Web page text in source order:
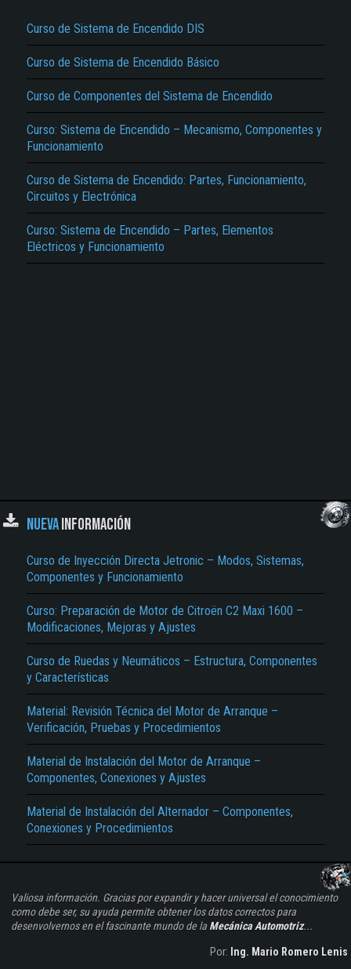
Curso de Sistema de Encendido DIS
Curso de Sistema de Encendido Básico
Curso de Componentes del Sistema de Encendido
Curso: Sistema de Encendido – Mecanismo, Componentes y
Funcionamiento
Curso de Sistema de Encendido: Partes, Funcionamiento,
Circuitos y Electrónica
Curso: Sistema de Encendido – Partes, Elementos
Eléctricos y Funcionamiento
NUEVAINFORMACIÓN
Curso de Inyección Directa Jetronic – Modos, Sistemas,
Componentes y Funcionamiento
Curso: Preparación de Motor de Citroën C2 Maxi 1600 –
Modificaciones, Mejoras y Ajustes
Curso de Ruedas y Neumáticos – Estructura, Componentes
y Características
Material: Revisión Técnica del Motor de Arranque –
Verificación, Pruebas y Procedimientos
Material de Instalación del Motor de Arranque –
Componentes, Conexiones y Ajustes
Material de Instalación del Alternador – Componentes,
Conexiones y Procedimientos
Valiosa información. Gracias por expandir y hacer universal el conocimiento
como debe ser, su ayuda permite obtener los datos correctos para
desenvolvernos en el fascinante mundo de la Mecánica Automotriz...
Por: Ing. Mario Romero Lenis
El Título es incorrecto según el contenido.
No carga o no se visualiza el contenido.
Reportar otro tipo de error...